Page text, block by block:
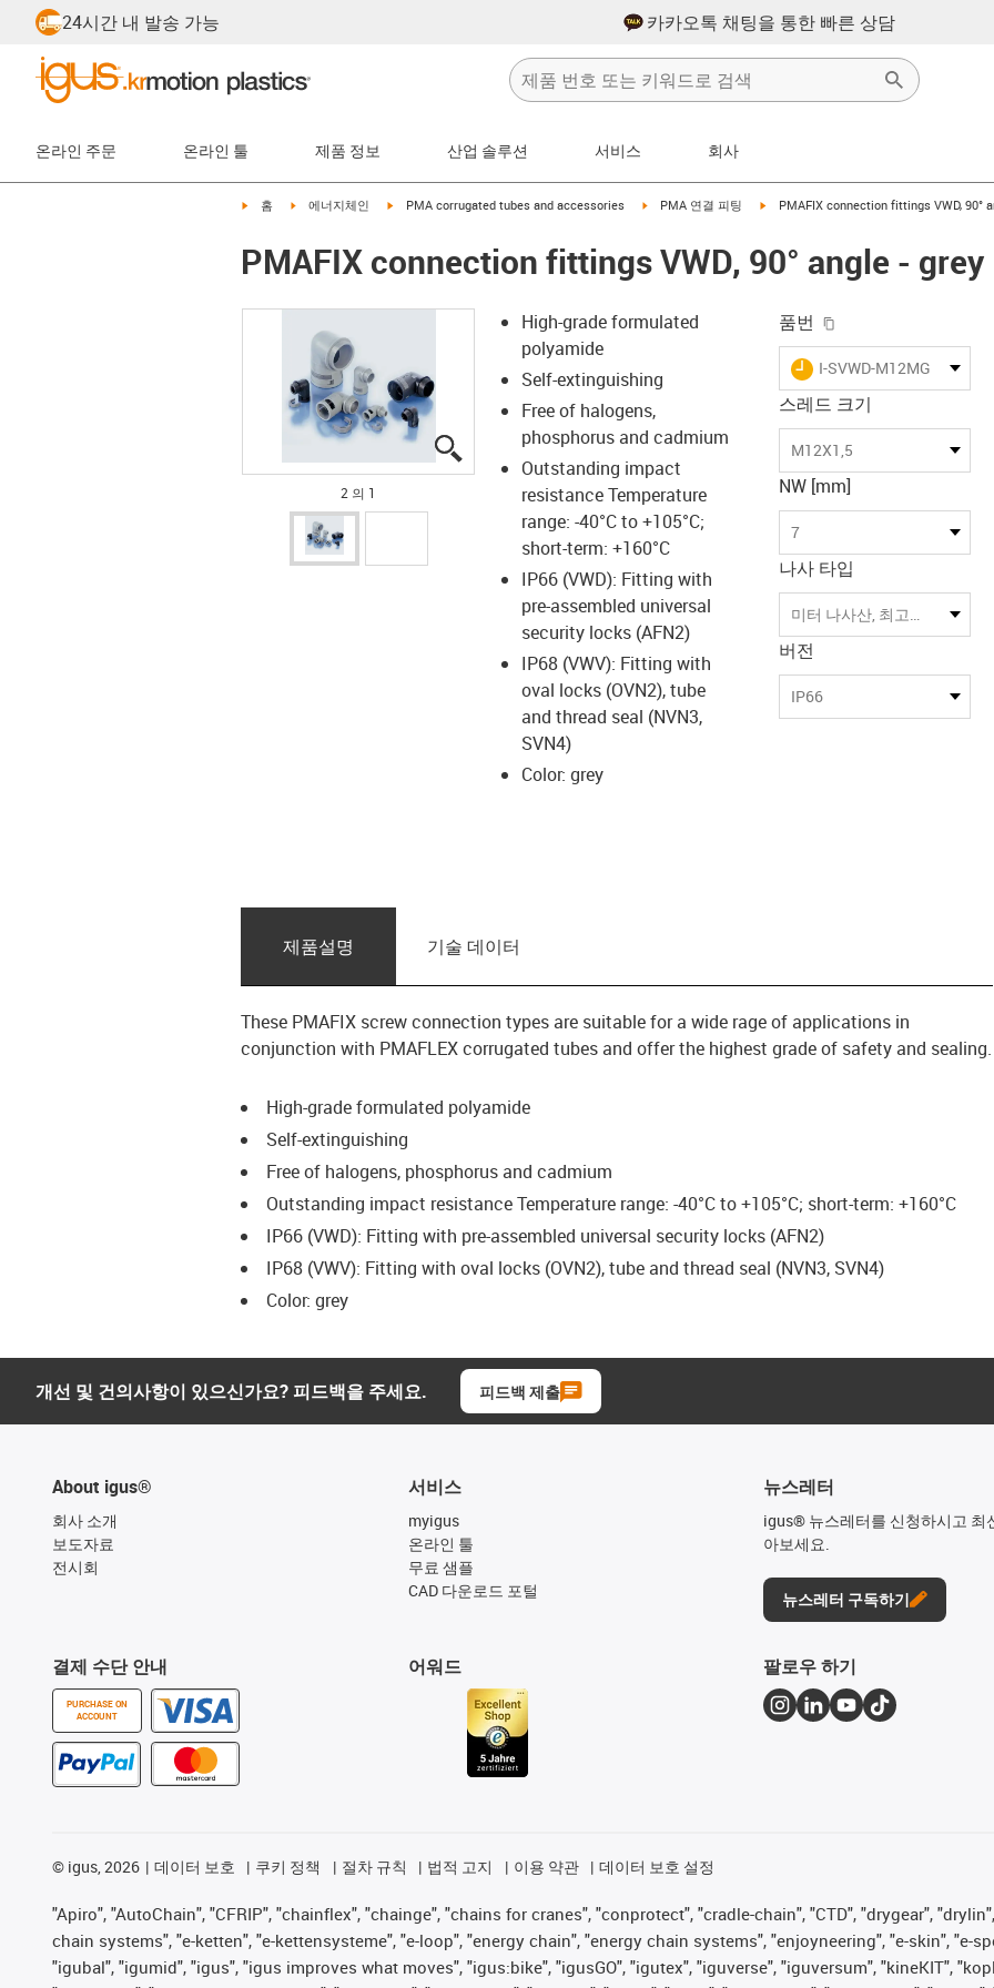
24시간 내 발송 가능 카카오톡 채팅을 통한 빠른 상담
온라인 주문 온라인 툴 제품 정보 산업 솔루션 서비스 회사
igus-icon-arrow-right
홈 igus-icon-arrow-right
에너지체인 igus-icon-arrow-right
PMA corrugated tubes and accessories igus-icon-arrow-right
PMA 연결 피팅 igus-icon-arrow-right
PMAFIX connection fittings VWD, 90°
PMAFIX connection fittings VWD, 90° angle - grey
igus-icon-lupe
igus-icon-lupe
2 의 1
High-grade formulated
polyamide
Self-extinguishing
Free of halogens,
phosphorus and cadmium
Outstanding impact
resistance Temperature
range: -40°C to +105°C;
short-term: +160°C
IP66 (VWD): Fitting with
pre-assembled universal
security locks (AFN2)
IP68 (VWV): Fitting with
oval locks (OVN2), tube
and thread seal (NVN3,
SVN4)
Color: grey
품번
igus-icon-lieferzeit
I-SVWD-M12MGT
스레드 크기
M12X1,5
NW [mm]
7
나사 타입
미터 나사산, 최고의 호환성을 위한 표준형
버전
IP66
제품­설명 기술 데이터
These PMAFIX screw connection types are suitable for a wide rage of applications in
conjunction with PMAFLEX corrugated tubes and offer the highest grade of safety and sealing.
High-grade formulated polyamide
Self-extinguishing
Free of halogens, phosphorus and cadmium
Outstanding impact resistance Temperature range: -40°C to +105°C; short-term: +160°C
IP66 (VWD): Fitting with pre-assembled universal security locks (AFN2)
IP68 (VWV): Fitting with oval locks (OVN2), tube and thread seal (NVN3, SVN4)
Color: grey
개선 및 건의사항이 있으신가요? 피드백을 주세요. 피드백 제출
About igus®
회사 소개
보도자료
전시회
결제 수단 안내
PURCHASE ON
ACCOUNT
서비스
myigus
온라인 툴
무료 샘플
CAD 다운로드 포털
어워드
뉴스레터
igus® 뉴스레터를 신청하시고 최
아보세요.
뉴스레터 구독하기
팔로우 하기
© igus, 2026 데이터 보호 쿠키 정책 절차 규칙 법적 고지 이용 약관 데이터 보호 설정
"Apiro", "AutoChain", "CFRIP", "chainflex", "chainge", "chains for cranes", "conprotect", "cradle-chain", "CTD", "drygear",
chain systems", "e-ketten", "e-kettensysteme", "e-loop", "energy chain", "energy chain systems", "enjoyneering", "e-skin", "e-
"igubal", "igumid", "igus", "igus improves what moves", "igus:bike", "igusGO", "igutex", "iguverse", "iguversum", "kineKIT",